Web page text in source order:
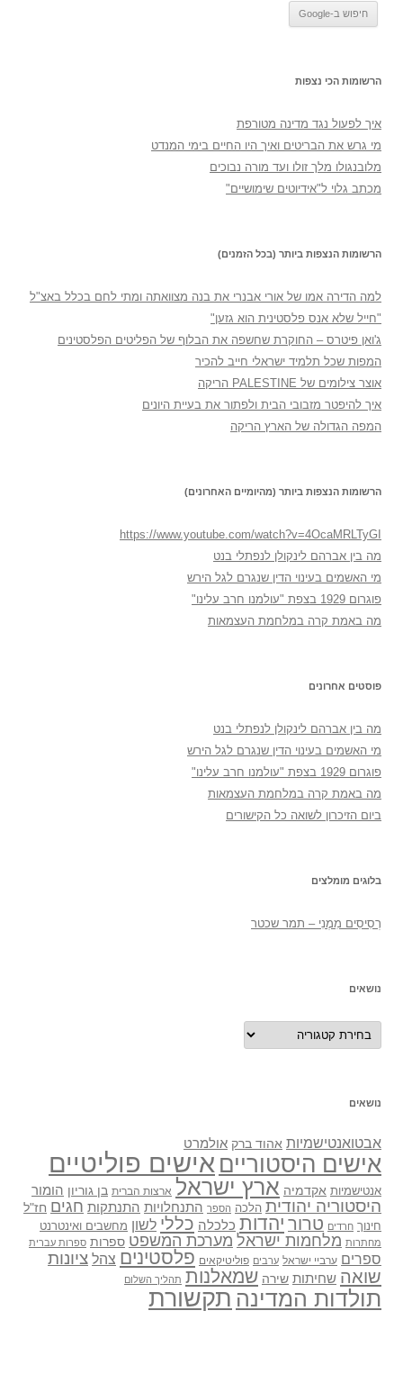
הרשומות הכי נצפות
איך לפעול נגד מדינה מטורפת
מי גרש את הבריטים ואיך היו החיים בימי המנדט
מלובנגולו מלך זולו ועד מורה נבוכים
מכתב גלוי ל"אידיוטים שימושיים"
הרשומות הנצפות ביותר (בכל הזמנים)
למה הדירה אמו של אורי אבנרי את בנה מצוואתה ומתי לחם בכלל באצ"ל
"חייל שלא אנס פלסטינית הוא גזען"
ג'ואן פיטרס – החוקרת שחשפה את הבלוף של הפליטים הפלסטינים
המפות שכל תלמיד ישראלי חייב להכיר
אוצר צילומים של PALESTINE הריקה
איך להיפטר מזבובי הבית ולפתור את בעיית היונים
המפה הגדולה של הארץ הריקה
הרשומות הנצפות ביותר (מהיומיים האחרונים)
https://www.youtube.com/watch?v=4OcaMRLTyGI
מה בין אברהם לינקולן לנפתלי בנט
מי האשמים בעינוי הדין שנגרם לגל הירש
פוגרום 1929 בצפת "עולמנו חרב עלינו"
מה באמת קרה במלחמת העצמאות
פוסטים אחרונים
מה בין אברהם לינקולן לנפתלי בנט
מי האשמים בעינוי הדין שנגרם לגל הירש
פוגרום 1929 בצפת "עולמנו חרב עלינו"
מה באמת קרה במלחמת העצמאות
ביום הזיכרון לשואה כל הקישורים
בלוגים מומלצים
רְסִיסִים מִמֶנִי – תמר שכטר
נושאים
נושאים
נושאים
אבטואנטישמיות אהוד ברק אולמרט
אישים היסטוריים אישים פוליטיים
אנטישמיות אקדמיה ארץ ישראל ארצות הברית בן גוריון הומור
היסטוריה יהודית הלכה הספר התנחלויות התנתקות חגים חז"ל
חינוך חרדים טרור יהדות כלכלה כללי לשון מחשבים ואינטרנט
מחתרות מלחמות ישראל מערכת המשפט ספרות ספרות עברית
ספרים ערביי ישראל ערבים פוליטיקאים פלסטינים צהל ציונות
שואה שחיתות שירה שמאלנות תהליך השלום
תולדות המדינה תקשורת